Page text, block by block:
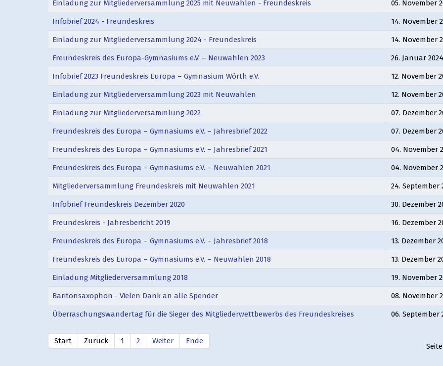
Einladung zur Mitgliederversammlung 2025 mit Neuwahlen - Freundeskreis 05. November
Infobrief 2024 - Freundeskreis 14. November
Einladung zur Mitgliederversammlung 2024 - Freundeskreis 14. November
Freundeskreis des Europa-Gymnasiums e.V. – Neuwahlen 2023 26. Januar 2024
Infobrief 2023 Freundeskreis Europa – Gymnasium Wörth e.V. 12. November
Einladung zur Mitgliederversammlung 2023 mit Neuwahlen 12. November
Einladung zur Mitgliederversammlung 2022 07. Dezember
Freundeskreis des Europa – Gymnasiums e.V. – Jahresbrief 2022 07. Dezember
Freundeskreis des Europa – Gymnasiums e.V. – Jahresbrief 2021 04. November
Freundeskreis des Europa – Gymnasiums e.V. – Neuwahlen 2021 04. November
Mitgliederversammlung Freundeskreis mit Neuwahlen 2021 24. September
Infobrief Freundeskreis Dezember 2020 30. Dezember
Freundeskreis - Jahresbericht 2019 16. Dezember
Freundeskreis des Europa – Gymnasiums e.V. – Jahresbrief 2018 13. Dezember
Freundeskreis des Europa – Gymnasiums e.V. – Neuwahlen 2018 13. Dezember
Einladung Mitgliederversammlung 2018 19. November
Baritonsaxophon - Vielen Dank an alle Spender 08. November
Überraschungswandertag für die Sieger des Mitgliederwettbewerbs des Freundeskreises 06. September
Start Zurück 1 2 Weiter Ende